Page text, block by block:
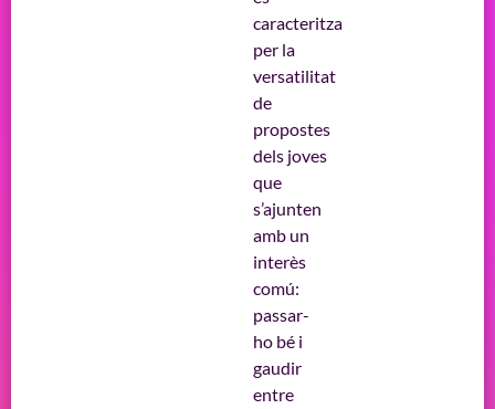
caracteritza
per la
versatilitat
de
propostes
dels joves
que
s’ajunten
amb un
interès
comú:
passar-
ho bé i
gaudir
entre